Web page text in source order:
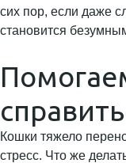
сих пор, если даже
становится
Кошки тяжело
стресс. Что же